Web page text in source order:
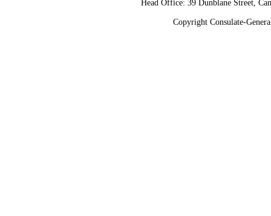
Head Office: 39 Dunblane Street,
Copyright Consulate-